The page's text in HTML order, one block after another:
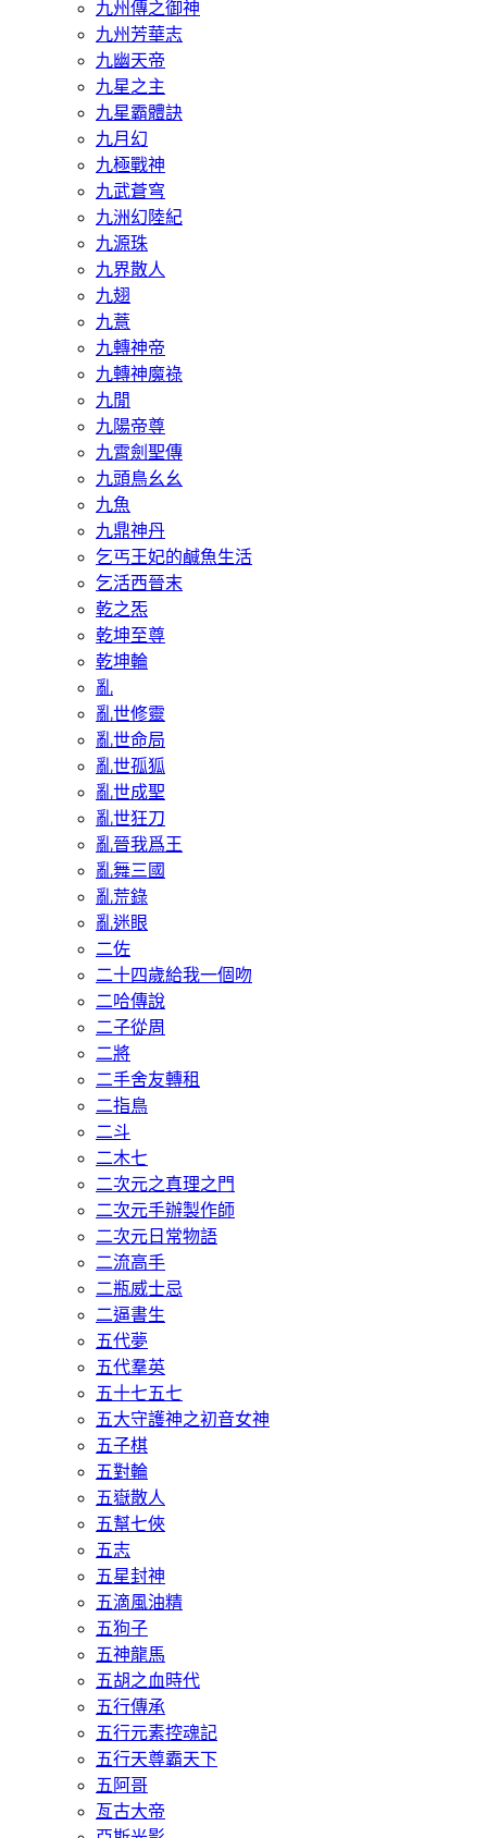
九州傳之御神
九州芳華志
九幽天帝
九星之主
九星霸體訣
九月幻
九極戰神
九武蒼穹
九洲幻陸紀
九源珠
九界散人
九翅
九薏
九轉神帝
九轉神魔祿
九閒
九陽帝尊
九霄劍聖傳
九頭鳥幺幺
九魚
九鼎神丹
乞丐王妃的鹹魚生活
乞活西晉末
乾之炁
乾坤至尊
乾坤輪
亂
亂世修靈
亂世命局
亂世孤狐
亂世成聖
亂世狂刀
亂晉我爲王
亂舞三國
亂荒錄
亂迷眼
二佐
二十四歲給我一個吻
二哈傳說
二子從周
二將
二手舍友轉租
二指鳥
二斗
二木七
二次元之真理之門
二次元手辦製作師
二次元日常物語
二流高手
二瓶威士忌
二逼書生
五代夢
五代羣英
五十七五七
五大守護神之初音女神
五子棋
五對輪
五嶽散人
五幫七俠
五志
五星封神
五滴風油精
五狗子
五神龍馬
五胡之血時代
五行傳承
五行元素控魂記
五行天尊霸天下
五阿哥
亙古大帝